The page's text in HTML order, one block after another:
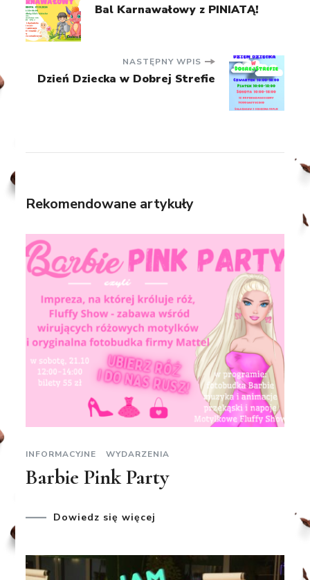
wpisu
Bal Karnawałowy z PINIATĄ!
NASTĘPNY WPIS
Dzień Dziecka w Dobrej Strefie
Rekomendowane artykuły
INFORMACYJNE WYDARZENIA
Barbie Pink Party
Dowiedz się więcej